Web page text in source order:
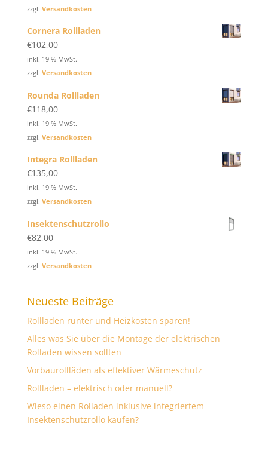
zzgl. Versandkosten
Cornera Rollladen
€102,00
inkl. 19 % MwSt.
zzgl. Versandkosten
Rounda Rollladen
€118,00
inkl. 19 % MwSt.
zzgl. Versandkosten
Integra Rollladen
€135,00
inkl. 19 % MwSt.
zzgl. Versandkosten
Insektenschutzrollo
€82,00
inkl. 19 % MwSt.
zzgl. Versandkosten
Neueste Beiträge
Rollladen runter und Heizkosten sparen!
Alles was Sie über die Montage der elektrischen
Rolladen wissen sollten
Vorbaurollläden als effektiver Wärmeschutz
Rollladen – elektrisch oder manuell?
Wieso einen Rolladen inklusive integriertem
Insektenschutzrollo kaufen?